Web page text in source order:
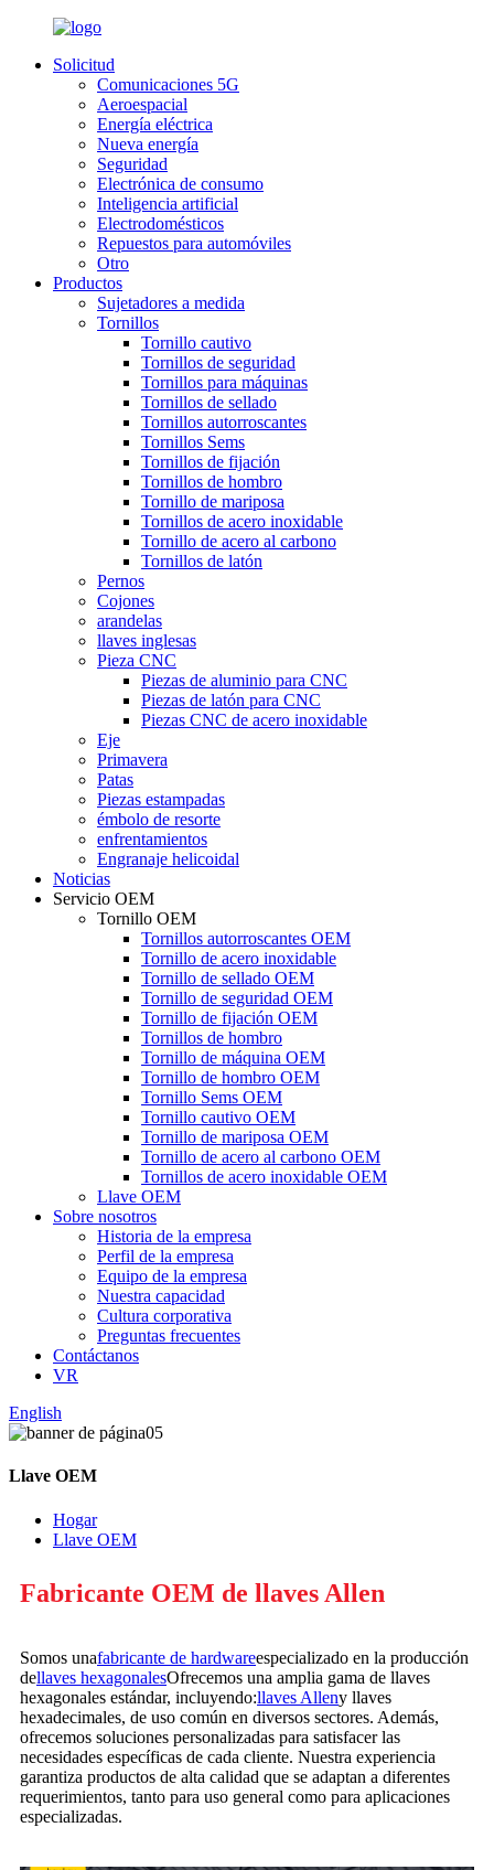
Solicitud
Comunicaciones 5G
Aeroespacial
Energía eléctrica
Nueva energía
Seguridad
Electrónica de consumo
Inteligencia artificial
Electrodomésticos
Repuestos para automóviles
Otro
Productos
Sujetadores a medida
Tornillos
Tornillo cautivo
Tornillos de seguridad
Tornillos para máquinas
Tornillos de sellado
Tornillos autorroscantes
Tornillos Sems
Tornillos de fijación
Tornillos de hombro
Tornillo de mariposa
Tornillos de acero inoxidable
Tornillo de acero al carbono
Tornillos de latón
Pernos
Cojones
arandelas
llaves inglesas
Pieza CNC
Piezas de aluminio para CNC
Piezas de latón para CNC
Piezas CNC de acero inoxidable
Eje
Primavera
Patas
Piezas estampadas
émbolo de resorte
enfrentamientos
Engranaje helicoidal
Noticias
Servicio OEM
Tornillo OEM
Tornillos autorroscantes OEM
Tornillo de acero inoxidable
Tornillo de sellado OEM
Tornillo de seguridad OEM
Tornillo de fijación OEM
Tornillos de hombro
Tornillo de máquina OEM
Tornillo de hombro OEM
Tornillo Sems OEM
Tornillo cautivo OEM
Tornillo de mariposa OEM
Tornillo de acero al carbono OEM
Tornillos de acero inoxidable OEM
Llave OEM
Sobre nosotros
Historia de la empresa
Perfil de la empresa
Equipo de la empresa
Nuestra capacidad
Cultura corporativa
Preguntas frecuentes
Contáctanos
VR
English
Llave OEM
Hogar
Llave OEM
Fabricante OEM de llaves Allen
Somos unafabricante de hardwareespecializado en la producción
dellaves hexagonalesOfrecemos una amplia gama de llaves
hexagonales estándar, incluyendo:llaves Alleny llaves
hexadecimales, de uso común en diversos sectores. Además,
ofrecemos soluciones personalizadas para satisfacer las
necesidades específicas de cada cliente. Nuestra experiencia
garantiza productos de alta calidad que se adaptan a diferentes
requerimientos, tanto para uso general como para aplicaciones
especializadas.